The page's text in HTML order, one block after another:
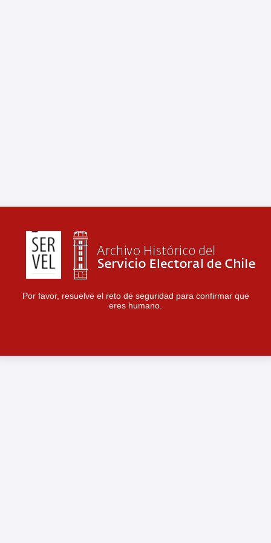
Por favor, resuelve el reto de seguridad para confirmar que
eres humano.